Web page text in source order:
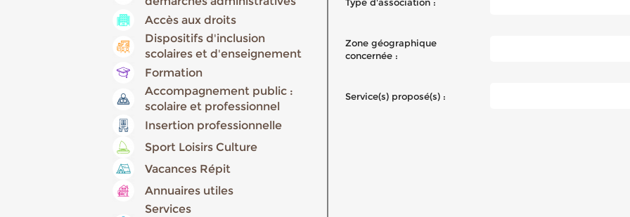
Accès aux droits
Dispositifs d'inclusion
scolaires et d'enseignement
Formation
Accompagnement public :
scolaire et professionnel
Insertion professionnelle
Sport Loisirs Culture
Vacances Répit
Annuaires utiles
Services
Zone géographique
concernée :
Service(s) proposé(s) :